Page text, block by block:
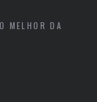
MELHOR DA